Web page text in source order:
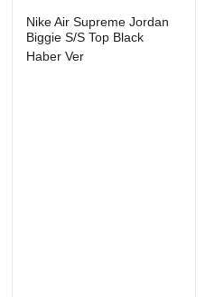
Nike Air Supreme Jordan
Biggie S/S Top Black
Haber Ver